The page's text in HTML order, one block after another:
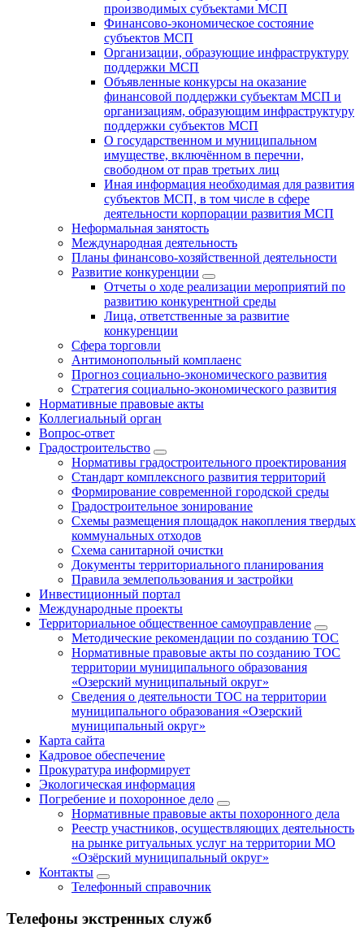
производимых субъектами МСП
Финансово-экономическое состояние
субъектов МСП
Организации, образующие инфраструктуру
поддержки МСП
Объявленные конкурсы на оказание
финансовой поддержки субъектам МСП и
организациям, образующим инфраструктуру
поддержки субъектов МСП
О государственном и муниципальном
имуществе, включённом в перечни,
свободном от прав третьих лиц
Иная информация необходимая для развития
субъектов МСП, в том числе в сфере
деятельности корпорации развития МСП
Неформальная занятость
Международная деятельность
Планы финансово-хозяйственной деятельности
Развитие конкуренции
Отчеты о ходе реализации мероприятий по
развитию конкурентной среды
Лица, ответственные за развитие
конкуренции
Сфера торговли
Антимонопольный комплаенс
Прогноз социально-экономического развития
Стратегия социально-экономического развития
Нормативные правовые акты
Коллегиальный орган
Вопрос-ответ
Градостроительство
Нормативы градостроительного проектирования
Стандарт комплексного развития территорий
Формирование современной городской среды
Градостроительное зонирование
Схемы размещения площадок накопления твердых
коммунальных отходов
Схема санитарной очистки
Документы территориального планирования
Правила землепользования и застройки
Инвестиционный портал
Международные проекты
Территориальное общественное самоуправление
Методические рекомендации по созданию ТОС
Нормативные правовые акты по созданию ТОС
территории муниципального образования
«Озерский муниципальный округ»
Сведения о деятельности ТОС на территории
муниципального образования «Озерский
муниципальный округ»
Карта сайта
Кадровое обеспечение
Прокуратура информирует
Экологическая информация
Погребение и похоронное дело
Нормативные правовые акты похоронного дела
Реестр участников, осуществляющих деятельность
на рынке ритуальных услуг на территории МО
«Озёрский муниципальный округ»
Контакты
Телефонный справочник
Телефоны экстренных служб